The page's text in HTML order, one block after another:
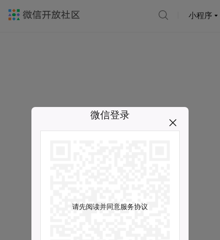
小程序
微信登录
请先阅读并同意服务协议